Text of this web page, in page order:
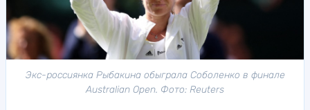
Экс-россиянка Рыбакина обыграла Соболенко в финале
Australian Open. Фото: Reuters